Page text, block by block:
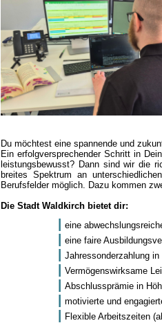
Du möchtest eine spannende und
Ein erfolgversprechender Schritt in
leistungsbewusst? Dann sind wir die
breites Spektrum an
Berufsfelder möglich. Dazu kommen
Die Stadt Waldkirch bietet dir:
eine
eine faire
Jahressonderzahlung
Vermögenswirksame
Abschlussprämie in
motivierte und
Flexible Arbeitszeiten